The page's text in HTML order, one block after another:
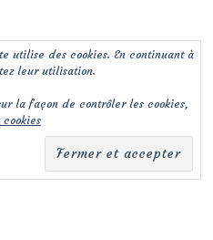
utilise des cookies. En continuant à
leur utilisation.
la façon de contrôler les cookies,